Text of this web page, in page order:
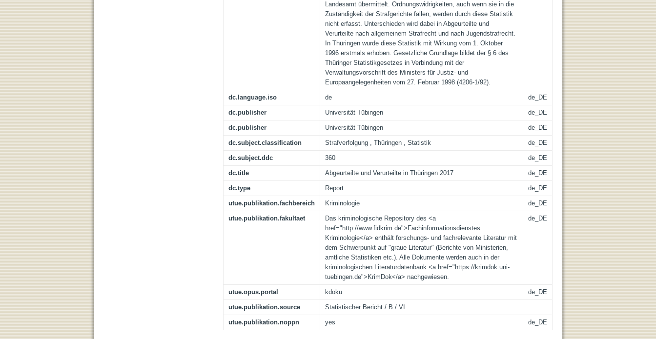
Landesamt übermittelt. Ordnungswidrigkeiten, auch wenn sie in die
Zuständigkeit der Strafgerichte fallen, werden durch diese Statistik
nicht erfasst. Unterschieden wird dabei in Abgeurteilte und
Verurteilte nach allgemeinem Strafrecht und nach Jugendstrafrecht.
In Thüringen wurde diese Statistik mit Wirkung vom 1. Oktober
1996 erstmals erhoben. Gesetzliche Grundlage bildet der § 6 des
Thüringer Statistikgesetzes in Verbindung mit der
Verwaltungsvorschrift des Ministers für Justiz- und
Europaangelegenheiten vom 27. Februar 1998 (4206-1/92).
dc.language.iso de de_DE
dc.publisher Universität Tübingen de_DE
dc.publisher Universität Tübingen de_DE
dc.subject.classification Strafverfolgung , Thüringen , Statistik de_DE
dc.subject.ddc 360 de_DE
dc.title Abgeurteilte und Verurteilte in Thüringen 2017 de_DE
dc.type Report de_DE
utue.publikation.fachbereich Kriminologie de_DE
utue.publikation.fakultaet
Das kriminologische Repository des <a
href="http://www.fidkrim.de">Fachinformationsdienstes
Kriminologie</a> enthält forschungs- und fachrelevante Literatur mit
dem Schwerpunkt auf "graue Literatur" (Berichte von Ministerien,
amtliche Statistiken etc.). Alle Dokumente werden auch in der
kriminologischen Literaturdatenbank <a href="https://krimdok.uni-
tuebingen.de">KrimDok</a> nachgewiesen.
de_DE
utue.opus.portal kdoku de_DE
utue.publikation.source Statistischer Bericht / B / VI
utue.publikation.noppn yes de_DE